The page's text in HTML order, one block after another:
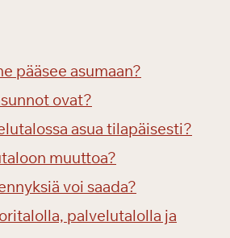
pääsee asumaan?
ovat?
asua tilapäisesti?
muuttoa?
voi saada?
palvelutalolla ja